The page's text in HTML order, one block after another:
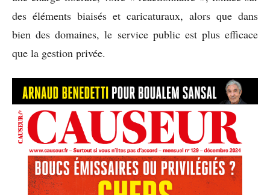
des éléments biaisés et caricaturaux, alors que dans
bien des domaines, le service public est plus efficace
que la gestion privée.